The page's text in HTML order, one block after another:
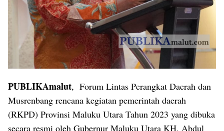
PUBLIKAmalut, Forum Lintas Perangkat Daerah dan
Musrenbang rencana kegiatan pemerintah daerah
(RKPD) Provinsi Maluku Utara Tahun 2023 yang dibuka
secara resmi oleh Gubernur Maluku Utara KH. Abdul